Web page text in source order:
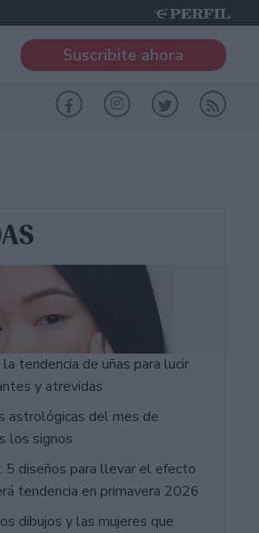
Suscribite ahora
la tendencia de uñas para lucir
y atrevidas
astrológicas del mes de
los signos
5 diseños para llevar el efecto
tendencia en primavera 2026
dibujos y las mujeres que